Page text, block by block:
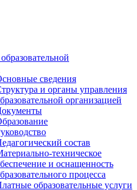
сведения
и органы управления
организацией
состав
техническое
и оснащенность
процесса
образовательные услуги